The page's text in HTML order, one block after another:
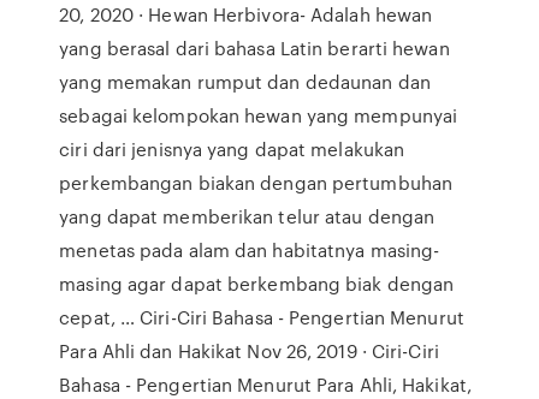
20, 2020 · Hewan Herbivora- Adalah hewan
yang berasal dari bahasa Latin berarti hewan
yang memakan rumput dan dedaunan dan
sebagai kelompokan hewan yang mempunyai
ciri dari jenisnya yang dapat melakukan
perkembangan biakan dengan pertumbuhan
yang dapat memberikan telur atau dengan
menetas pada alam dan habitatnya masing-
masing agar dapat berkembang biak dengan
cepat, … Ciri-Ciri Bahasa - Pengertian Menurut
Para Ahli dan Hakikat Nov 26, 2019 · Ciri-Ciri
Bahasa - Pengertian Menurut Para Ahli, Hakikat,